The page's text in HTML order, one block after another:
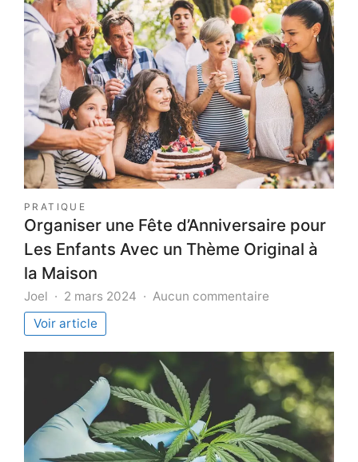
PRATIQUE
Organiser une Fête d’Anniversaire pour
Les Enfants Avec un Thème Original à
la Maison
Joel 2 mars 2024 Aucun commentaire
Fête
d’Anniversaire
pour
Les
Enfants
Avec
un
Voir article